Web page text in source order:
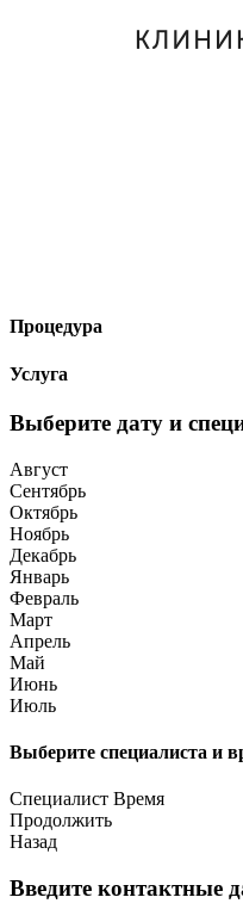
Процедура
Услуга
Выберите дату и
Август
Сентябрь
Октябрь
Ноябрь
Декабрь
Январь
Февраль
Март
Апрель
Май
Июнь
Июль
Выберите специалиста и
Специалист Время
Продолжить
Назад
Введите контактные